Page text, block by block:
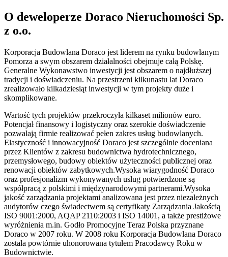
O deweloperze Doraco Nieruchomości Sp.
z o.o.
Korporacja Budowlana Doraco jest liderem na rynku budowlanym
Pomorza a swym obszarem działalności obejmuje całą Polskę.
Generalne Wykonawstwo inwestycji jest obszarem o najdłuższej
tradycji i doświadczeniu. Na przestrzeni kilkunastu lat Doraco
zrealizowało kilkadziesiąt inwestycji w tym projekty duże i
skomplikowane.
Wartość tych projektów przekroczyła kilkaset milionów euro.
Potencjał finansowy i logistyczny oraz szerokie doświadczenie
pozwalają firmie realizować pełen zakres usług budowlanych.
Elastyczność i innowacyjność Doraco jest szczególnie doceniana
przez Klientów z zakresu budownictwa hydrotechnicznego,
przemysłowego, budowy obiektów użyteczności publicznej oraz
renowacji obiektów zabytkowych.Wysoka wiarygodność Doraco
oraz profesjonalizm wykonywanych usług potwierdzone są
współpracą z polskimi i międzynarodowymi partnerami.Wysoka
jakość zarządzania projektami analizowana jest przez niezależnych
audytorów czego świadectwem są certyfikaty Zarządzania Jakością
ISO 9001:2000, AQAP 2110:2003 i ISO 14001, a także prestiżowe
wyróżnienia m.in. Godło Promocyjne Teraz Polska przyznane
Doraco w 2007 roku. W 2008 roku Korporacja Budowlana Doraco
została powtórnie uhonorowana tytułem Pracodawcy Roku w
Budownictwie.